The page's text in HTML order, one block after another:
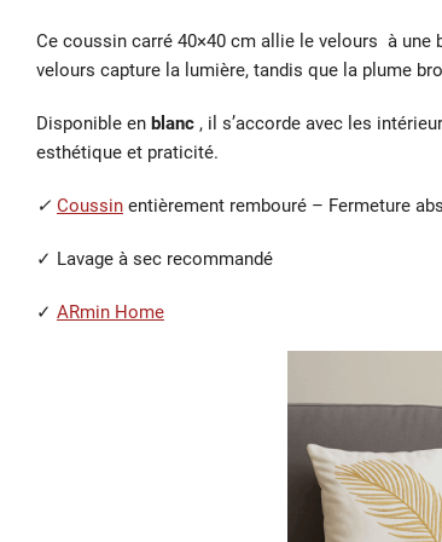
Ce coussin carré 40×40 cm allie le velours à une
velours capture la lumière, tandis que la plume
Disponible en blanc , il s’accorde avec les
esthétique et praticité.
✓ Coussin entièrement rembouré – Fermeture
✓ Lavage à sec recommandé
✓ ARmin Home